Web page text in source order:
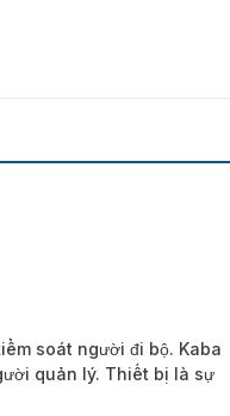
soát người đi bộ. Kaba
quản lý. Thiết bị là sự